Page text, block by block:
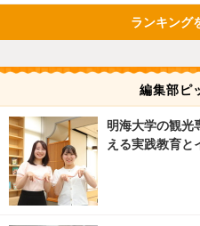
ランキング
編集部ピ
明海大学の観光
える実践教育と